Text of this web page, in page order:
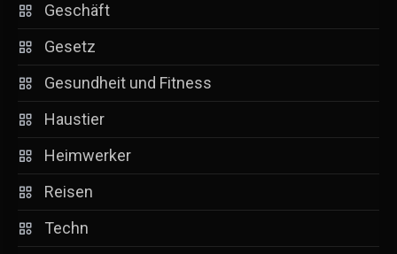
Geschäft
Gesetz
Gesundheit und Fitness
Haustier
Heimwerker
Reisen
Techn